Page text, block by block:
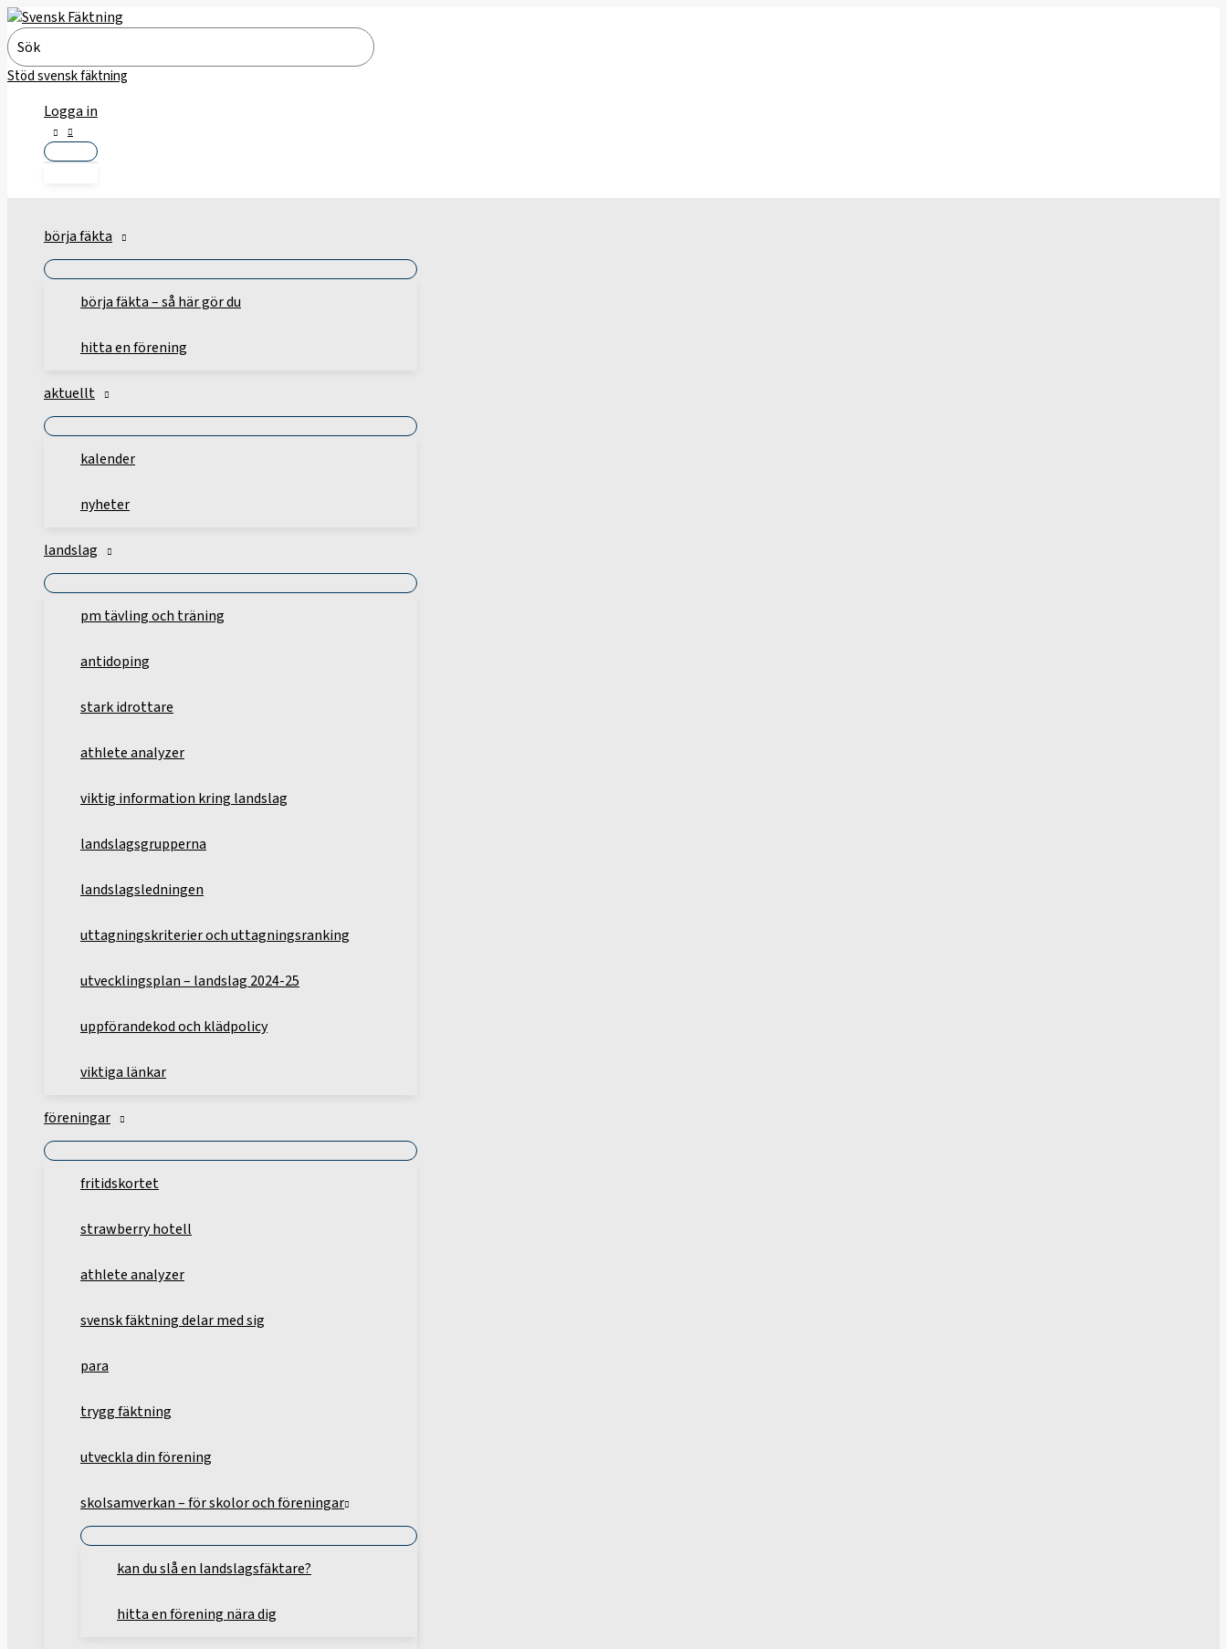
Hoppa
till
innehåll
Search
for:
Stöd svensk fäktning
Logga in
börja fäkta
börja fäkta – så här gör du
hitta en förening
aktuellt
kalender
nyheter
landslag
pm tävling och träning
antidoping
stark idrottare
athlete analyzer
viktig information kring landslag
landslagsgrupperna
landslagsledningen
uttagningskriterier och uttagningsranking
utvecklingsplan – landslag 2024-25
uppförandekod och klädpolicy
viktiga länkar
föreningar
fritidskortet
strawberry hotell
athlete analyzer
svensk fäktning delar med sig
para
trygg fäktning
utveckla din förening
skolsamverkan – för skolor och föreningar
kan du slå en landslagsfäktare?
hitta en förening nära dig